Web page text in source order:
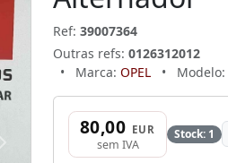
Seguinte
Ref: 39007364
Outras refs: 0126312012
•
Marca: OPEL • Modelo:
80,00 EUR
sem IVA
Stock: 1